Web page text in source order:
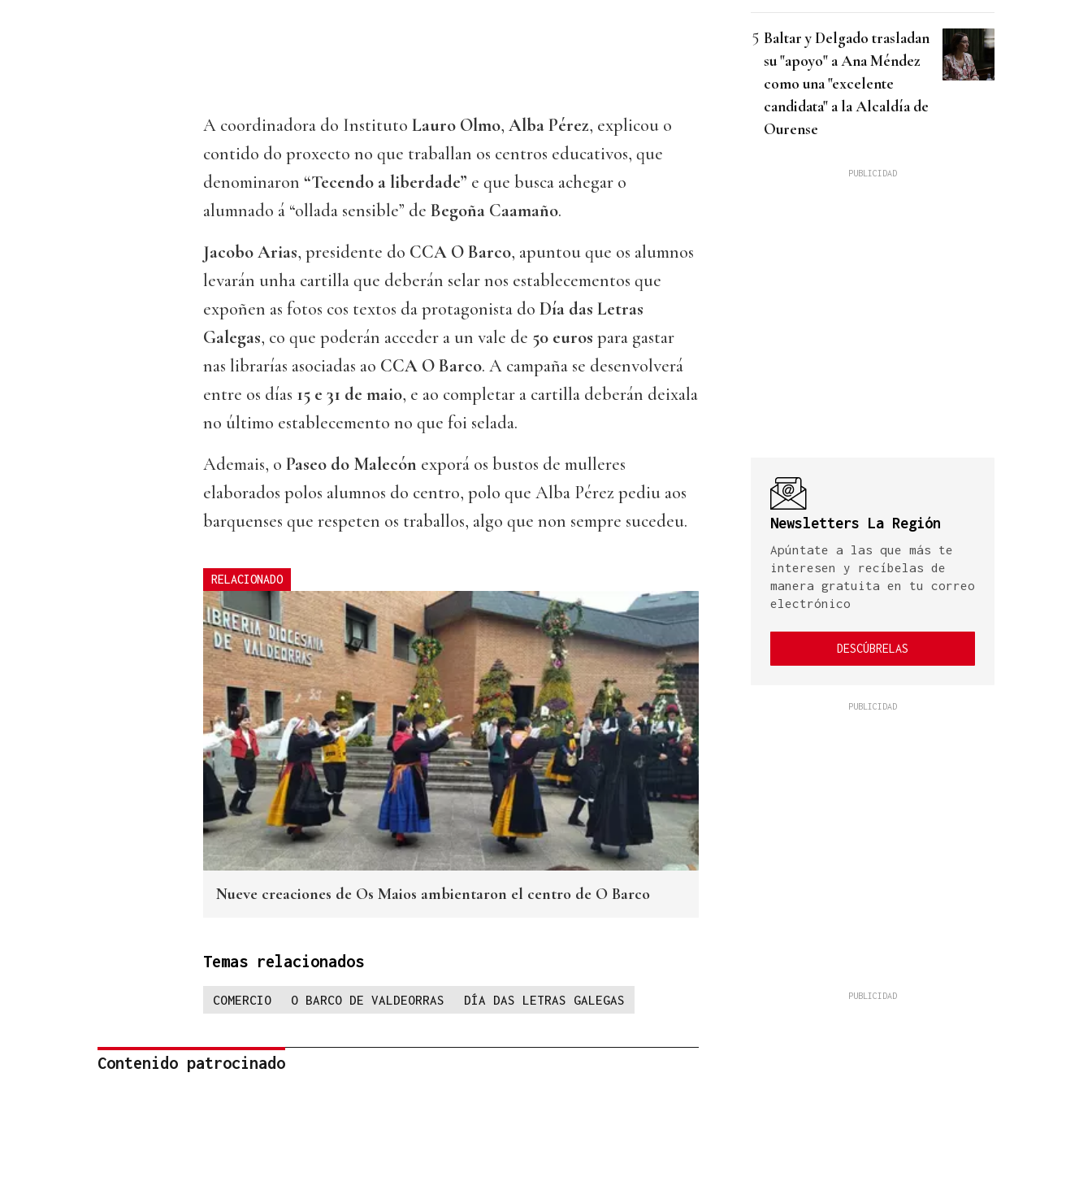
A coordinadora do Instituto Lauro Olmo, Alba Pérez, explicou o
contido do proxecto no que traballan os centros educativos, que
denominaron “Tecendo a liberdade” e que busca achegar o
alumnado á “ollada sensible” de Begoña Caamaño.
Jacobo Arias, presidente do CCA O Barco, apuntou que os alumnos
levarán unha cartilla que deberán selar nos establecementos que
expoñen as fotos cos textos da protagonista do Día das Letras
Galegas, co que poderán acceder a un vale de 50 euros para gastar
nas librarías asociadas ao CCA O Barco. A campaña se desenvolverá
entre os días 15 e 31 de maio, e ao completar a cartilla deberán deixala
no último establecemento no que foi selada.
Ademais, o Paseo do Malecón exporá os bustos de mulleres
elaborados polos alumnos do centro, polo que Alba Pérez pediu aos
barquenses que respeten os traballos, algo que non sempre sucedeu.
RELACIONADO
Nueve creaciones de Os Maios ambientaron el centro de O Barco
Temas relacionados
COMERCIO O BARCO DE VALDEORRAS DÍA DAS LETRAS GALEGAS
Contenido patrocinado
Baltar y Delgado trasladan
su "apoyo" a Ana Méndez
como una "excelente
candidata" a la Alcaldía de
Ourense
Newsletters La Región
Apúntate a las que más te
interesen y recíbelas de
manera gratuita en tu correo
electrónico
DESCÚBRELAS